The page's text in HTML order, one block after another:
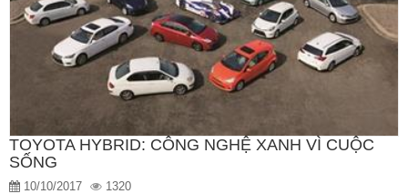
TOYOTA HYBRID: CÔNG NGHỆ XANH VÌ CUỘC
SỐNG
10/10/2017 1320